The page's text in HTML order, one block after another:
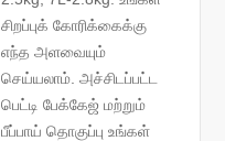
சிறப்புக் கோரிக்கைக்கு
எந்த அளவையும்
செய்யலாம். அச்சிடப்பட்ட
பெட்டி பேக்கேஜ் மற்றும்
பீப்பாய் தொகுப்பு உங்கள்